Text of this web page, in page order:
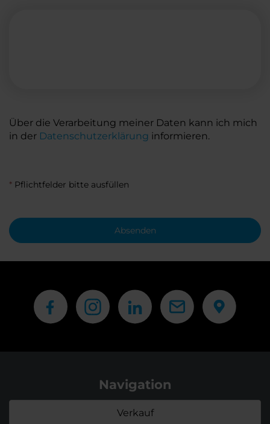
Über die Verarbeitung meiner Daten kann ich mich
in der Datenschutzerklärung informieren.
* Pflichtfelder bitte ausfüllen
Absenden
Navigation
Verkauf